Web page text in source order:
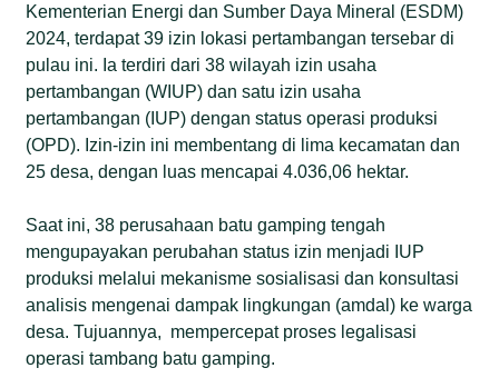
Kementerian Energi dan Sumber Daya Mineral (ESDM)
2024, terdapat 39 izin lokasi pertambangan tersebar di
pulau ini. Ia terdiri dari 38 wilayah izin usaha
pertambangan (WIUP) dan satu izin usaha
pertambangan (IUP) dengan status operasi produksi
(OPD). Izin-izin ini membentang di lima kecamatan dan
25 desa, dengan luas mencapai 4.036,06 hektar.
Saat ini, 38 perusahaan batu gamping tengah
mengupayakan perubahan status izin menjadi IUP
produksi melalui mekanisme sosialisasi dan konsultasi
analisis mengenai dampak lingkungan (amdal) ke warga
desa. Tujuannya, mempercepat proses legalisasi
operasi tambang batu gamping.